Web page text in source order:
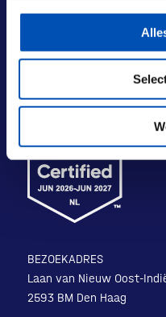
BEZOEKADRES
Laan van Nieuw Oost-
2593 BM Den Haag